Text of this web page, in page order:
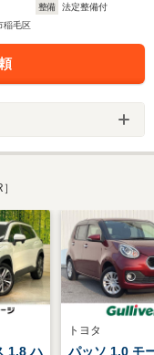
整備
法定整備付
稲毛区
1.8 ハ
トヨタ
パッソ 1.0 モ